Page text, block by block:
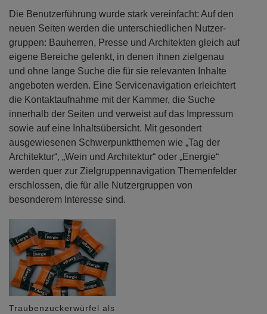
Die Benutzerführung wurde stark vereinfacht: Auf den
neuen Seiten werden die unterschiedlichen Nutzer-
gruppen: Bauherren, Presse und Architekten gleich auf
eigene Bereiche gelenkt, in denen ihnen zielgenau
und ohne lange Suche die für sie relevanten Inhalte
angeboten werden. Eine Servicenavigation erleichtert
die Kontaktaufnahme mit der Kammer, die Suche
innerhalb der Seiten und verweist auf das Impressum
sowie auf eine Inhaltsübersicht. Mit gesondert
ausgewiesenen Schwerpunktthemen wie „Tag der
Architektur“, „Wein und Architektur“ oder „Energie“
werden quer zur Zielgruppennavigation Themenfelder
erschlossen, die für alle Nutzergruppen von
besonderem Interesse sind.
Traubenzuckerwürfel als